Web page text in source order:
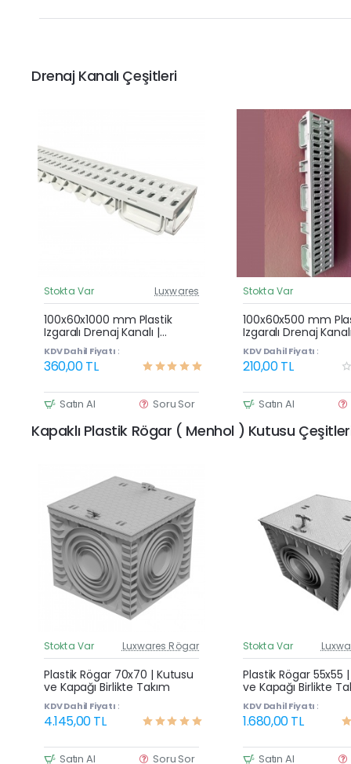
Drenaj Kanalı Çeşitleri
Güncel Fiyat
Çok Satan
Stokta Var Luxwares
100x60x1000 mm Plastik
Izgaralı Drenaj Kanalı |
Yağmur Suyu ve Havuz
Kenarı Oluğu
KDV Dahil Fiyatı :
360,00 TL
Satın Al Soru Sor
Stokta Var
100x60x500 mm
Izgaralı Drenaj
Yağmur Suyu ve
Kenarı Oluğu
KDV Dahil Fiyatı :
210,00 TL
Satın Al
Kapaklı Plastik Rögar ( Menhol ) Kutusu
Güncel Fiyat
Yeni Ürün
Stokta Var Luxwares Rögar
Plastik Rögar 70x70 | Kutusu
ve Kapağı Birlikte Takım
KDV Dahil Fiyatı :
4.145,00 TL
Satın Al Soru Sor
Stokta Var
Plastik Rögar 55x55
ve Kapağı Birlikte
KDV Dahil Fiyatı :
1.680,00 TL
Satın Al